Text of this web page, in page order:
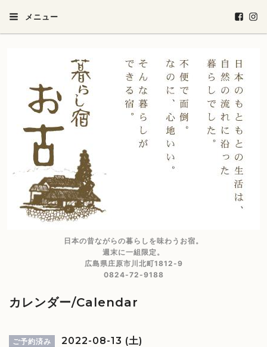
メニュー
日本の昔ながらの暮らしを味わうお宿。
週末に一組限定。
広島県庄原市川北町1812-9
0824-72-9188
カレンダー/Calendar
ご予約済み 2022-08-13 (土)